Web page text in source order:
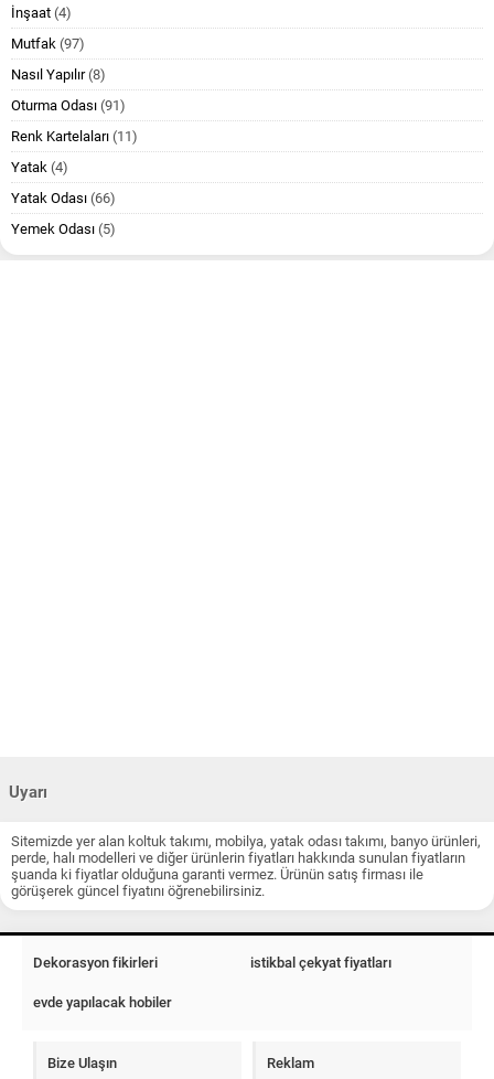
İnşaat (4)
Mutfak (97)
Nasıl Yapılır(8)
Oturma Odası (91)
Renk Kartelaları (11)
Yatak (4)
Yatak Odası (66)
Yemek Odası (5)
Uyarı
Sitemizde yer alan koltuk takımı, mobilya, yatak odası takımı, banyo ürünleri,
perde, halı modelleri ve diğer ürünlerin fiyatları hakkında sunulan fiyatların
şuanda ki fiyatlar olduğuna garanti vermez. Ürünün satış firması ile
görüşerek güncel fiyatını öğrenebilirsiniz.
Dekorasyon fikirleri istikbal çekyat fiyatları
evde yapılacak hobiler
Bize Ulaşın Reklam